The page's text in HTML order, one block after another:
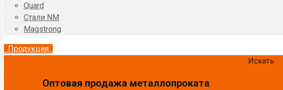
Quard
Стали NM
Magstrong
Продукция
Оптовая продажа металлопроката
Искать